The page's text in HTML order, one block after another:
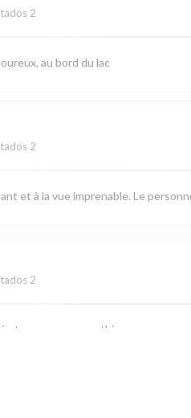
2
au bord du lac
2
et à la vue imprenable. Le
2
et serveurs sympathiques.